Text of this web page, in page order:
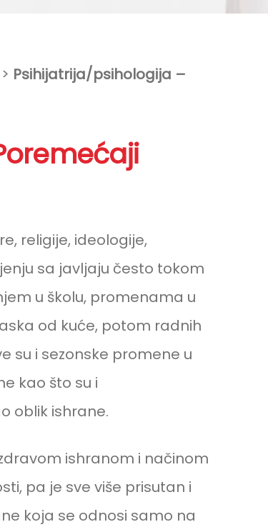
> Psihijatrija/psihologija –
religije, ideologije,
sa javljaju često tokom
u školu, promenama u
od kuće, potom radnih
su i sezonske promene u
kao što su i
oblik ishrane.
ishranom i načinom
pa je sve više prisutan i
koja se odnosi samo na